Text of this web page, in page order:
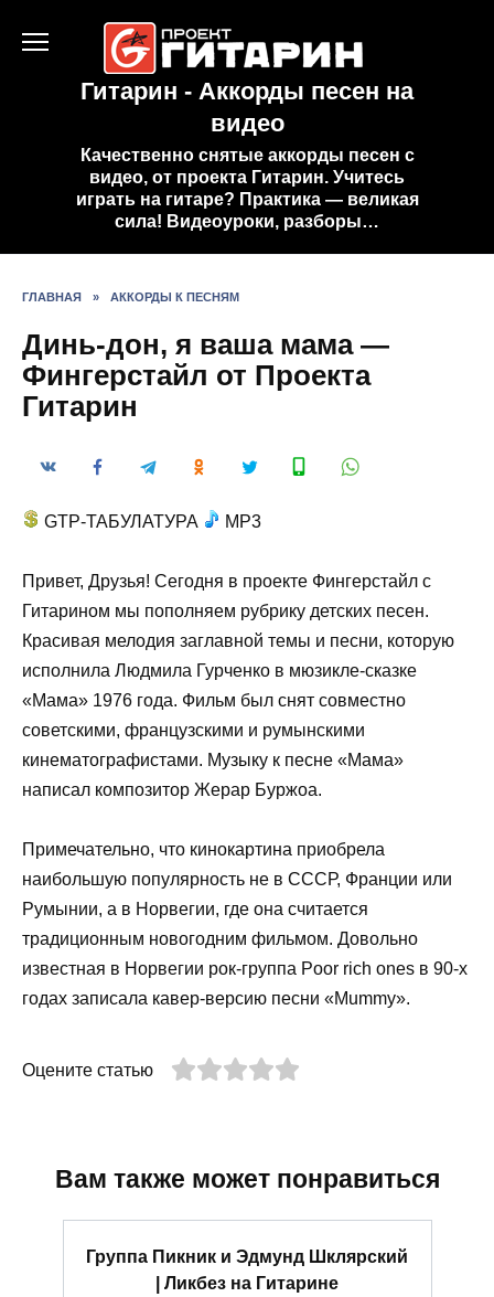
Гитарин - Аккорды песен на
видео
Качественно снятые аккорды песен с
видео, от проекта Гитарин. Учитесь
играть на гитаре? Практика — великая
сила! Видеоуроки, разборы…
ГЛАВНАЯ » АККОРДЫ К ПЕСНЯМ
Динь-дон, я ваша мама —
Фингерстайл от Проекта
Гитарин
GTP-ТАБУЛАТУРА MP3
Привет, Друзья! Сегодня в проекте Фингерстайл с
Гитарином мы пополняем рубрику детских песен.
Красивая мелодия заглавной темы и песни, которую
исполнила Людмила Гурченко в мюзикле-сказке
«Мама» 1976 года. Фильм был снят совместно
советскими, французскими и румынскими
кинематографистами. Музыку к песне «Мама»
написал композитор Жерар Буржоа.
Примечательно, что кинокартина приобрела
наибольшую популярность не в СССР, Франции или
Румынии, а в Норвегии, где она считается
традиционным новогодним фильмом. Довольно
известная в Норвегии рок-группа Poor rich ones в 90-х
годах записала кавер-версию песни «Mummy».
Оцените статью
Вам также может понравиться
Группа Пикник и Эдмунд Шклярский
| Ликбез на Гитарине